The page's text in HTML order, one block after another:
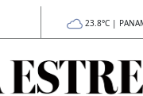
23.8°C |